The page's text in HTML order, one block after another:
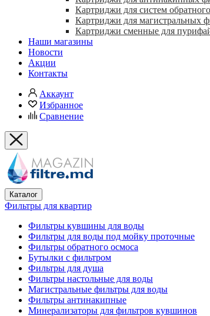
Картриджи для систем
Картриджи для магистральных
Картриджи сменные для
Наши магазины
Новости
Акции
Контакты
Аккаунт
Избранное
Сравнение
Каталог
Фильтры для квартир
Фильтры кувшины для воды
Фильтры для воды под мойку проточные
Фильтры обратного осмоса
Бутылки с фильтром
Фильтры для душа
Фильтры настольные для воды
Магистральные фильтры для воды
Фильтры антинакипные
Минерализаторы для фильтров кувшинов